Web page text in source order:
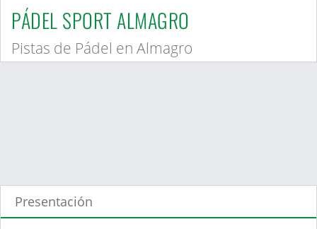
PÁDEL SPORT ALMAGRO
Pistas de Pádel en Almagro
Presentación